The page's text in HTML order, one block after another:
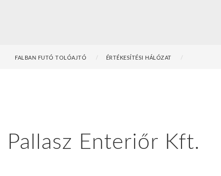
FALBAN FUTÓ TOLÓAJTÓ ÉRTÉKESÍTÉSI HÁLÓZAT
Pallasz Enteriőr Kft.